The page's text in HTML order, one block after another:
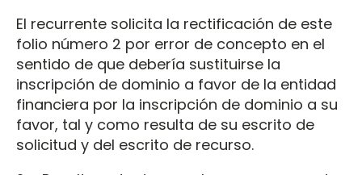
El recurrente solicita la rectificación de este
folio número 2 por error de concepto en el
sentido de que debería sustituirse la
inscripción de dominio a favor de la entidad
financiera por la inscripción de dominio a su
favor, tal y como resulta de su escrito de
solicitud y del escrito de recurso.